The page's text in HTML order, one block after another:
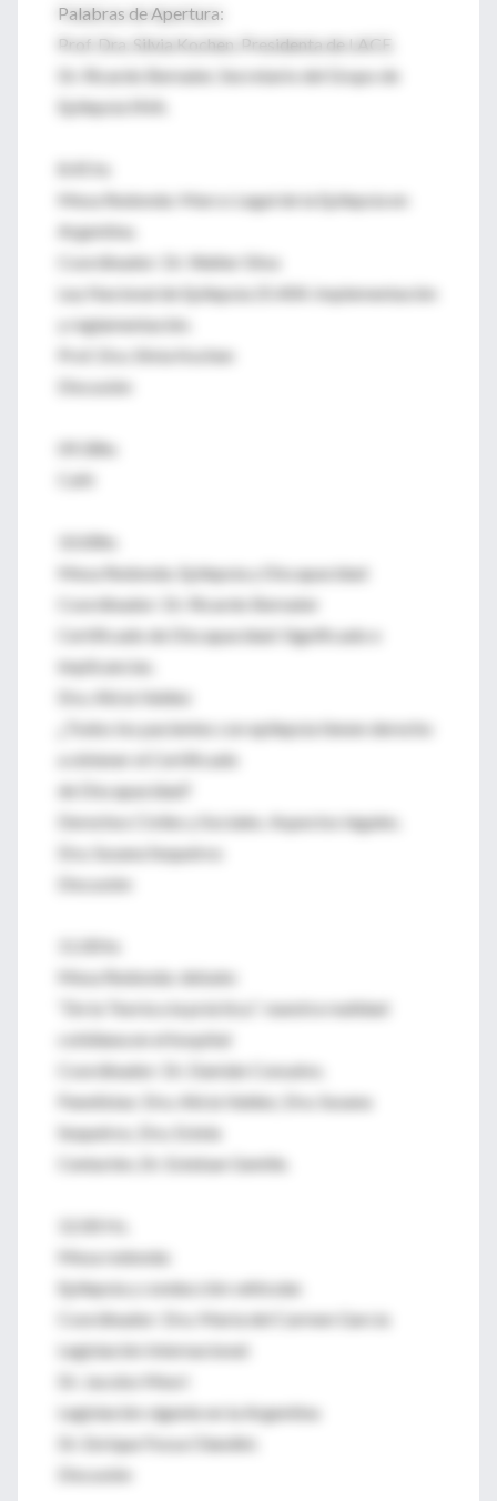
Palabras de Apertura:
Prof. Dra. Silvia Kochen, Presidenta de LACE.
Dr. Ricardo Bernater, Secretario del Grupo de
Epilepsia SNA.
8.45 hs
Mesa Redonda: Marco Legal de la Epilepsia en
Argentina.
Coordinador: Dr. Walter Silva
Ley Nacional de Epilepsia 25.404. Implementación
y reglamentación.
Prof. Dra. Silvia Kochen
Discusión
09.30hs
Café
10.00hs
Mesa Redonda. Epilepsia y Discapacidad
Coordinador: Dr. Ricardo Bernater
Certificado de Discapacidad: Significado e
implicancias.
Dra. Alicia Valdez
¿Todos los pacientes con epilepsia tienen derecho
a obtener el Certificado
de Discapacidad?
Derechos Civiles y Sociales. Aspectos legales.
Dra. Susana Sequeiros
Discusión
11.00 hs
Mesa Redonda: debate:
“De la Teoría a la práctica.”: nuestra realidad
cotidiana en el hospital
Coordinador: Dr. Damián Consalvo.
Panelistas: Dra. Alicia Valdez, Dra. Susana
Sequeiros, Dra. Estela
Centurión, Dr. Esteban Gentile.
12.00 Hs.
Mesa redonda:
Epilepsia y conducción vehicular.
Coordinador: Dra. María del Carmen García
Legislación Internacional:
Dr. Jacobo Mesri
Legislación vigente en la Argentina
Dr. Enrique Fossa Olandini.
Discusión